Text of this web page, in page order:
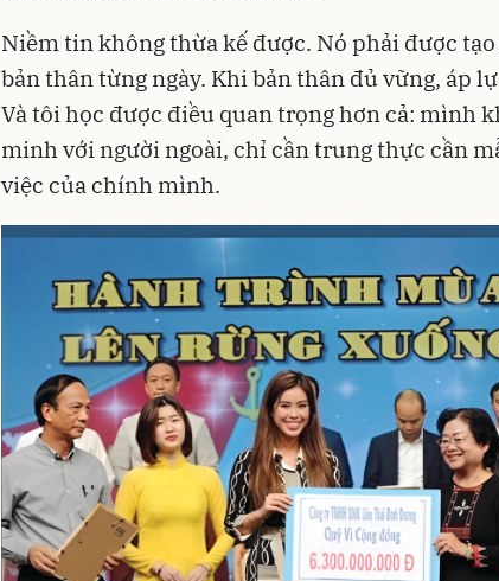
Niềm tin không thừa kế được. Nó phải được
bản thân từng ngày. Khi bản thân đủ vững, áp
Và tôi học được điều quan trọng hơn cả: mình
minh với người ngoài, chỉ cần trung thực cần
việc của chính mình.